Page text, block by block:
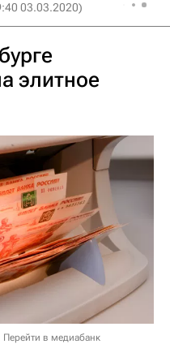
03.03.2020)
элитное
Перейти в медиабанк